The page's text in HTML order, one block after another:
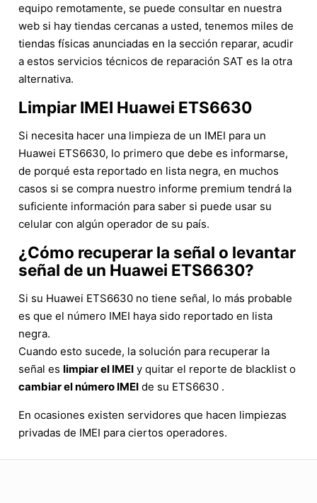
equipo remotamente, se puede consultar en nuestra
web si hay tiendas cercanas a usted, tenemos miles de
tiendas físicas anunciadas en la sección reparar, acudir
a estos servicios técnicos de reparación SAT es la otra
alternativa.
Limpiar IMEI Huawei ETS6630
Si necesita hacer una limpieza de un IMEI para un
Huawei ETS6630, lo primero que debe es informarse,
de porqué esta reportado en lista negra, en muchos
casos si se compra nuestro informe premium tendrá la
suficiente información para saber si puede usar su
celular con algún operador de su país.
¿Cómo recuperar la señal o levantar
señal de un Huawei ETS6630?
Si su Huawei ETS6630 no tiene señal, lo más probable
es que el número IMEI haya sido reportado en lista
negra.
Cuando esto sucede, la solución para recuperar la
señal es limpiar el IMEI y quitar el reporte de blacklist o
cambiar el número IMEI de su ETS6630 .
En ocasiones existen servidores que hacen limpiezas
privadas de IMEI para ciertos operadores.